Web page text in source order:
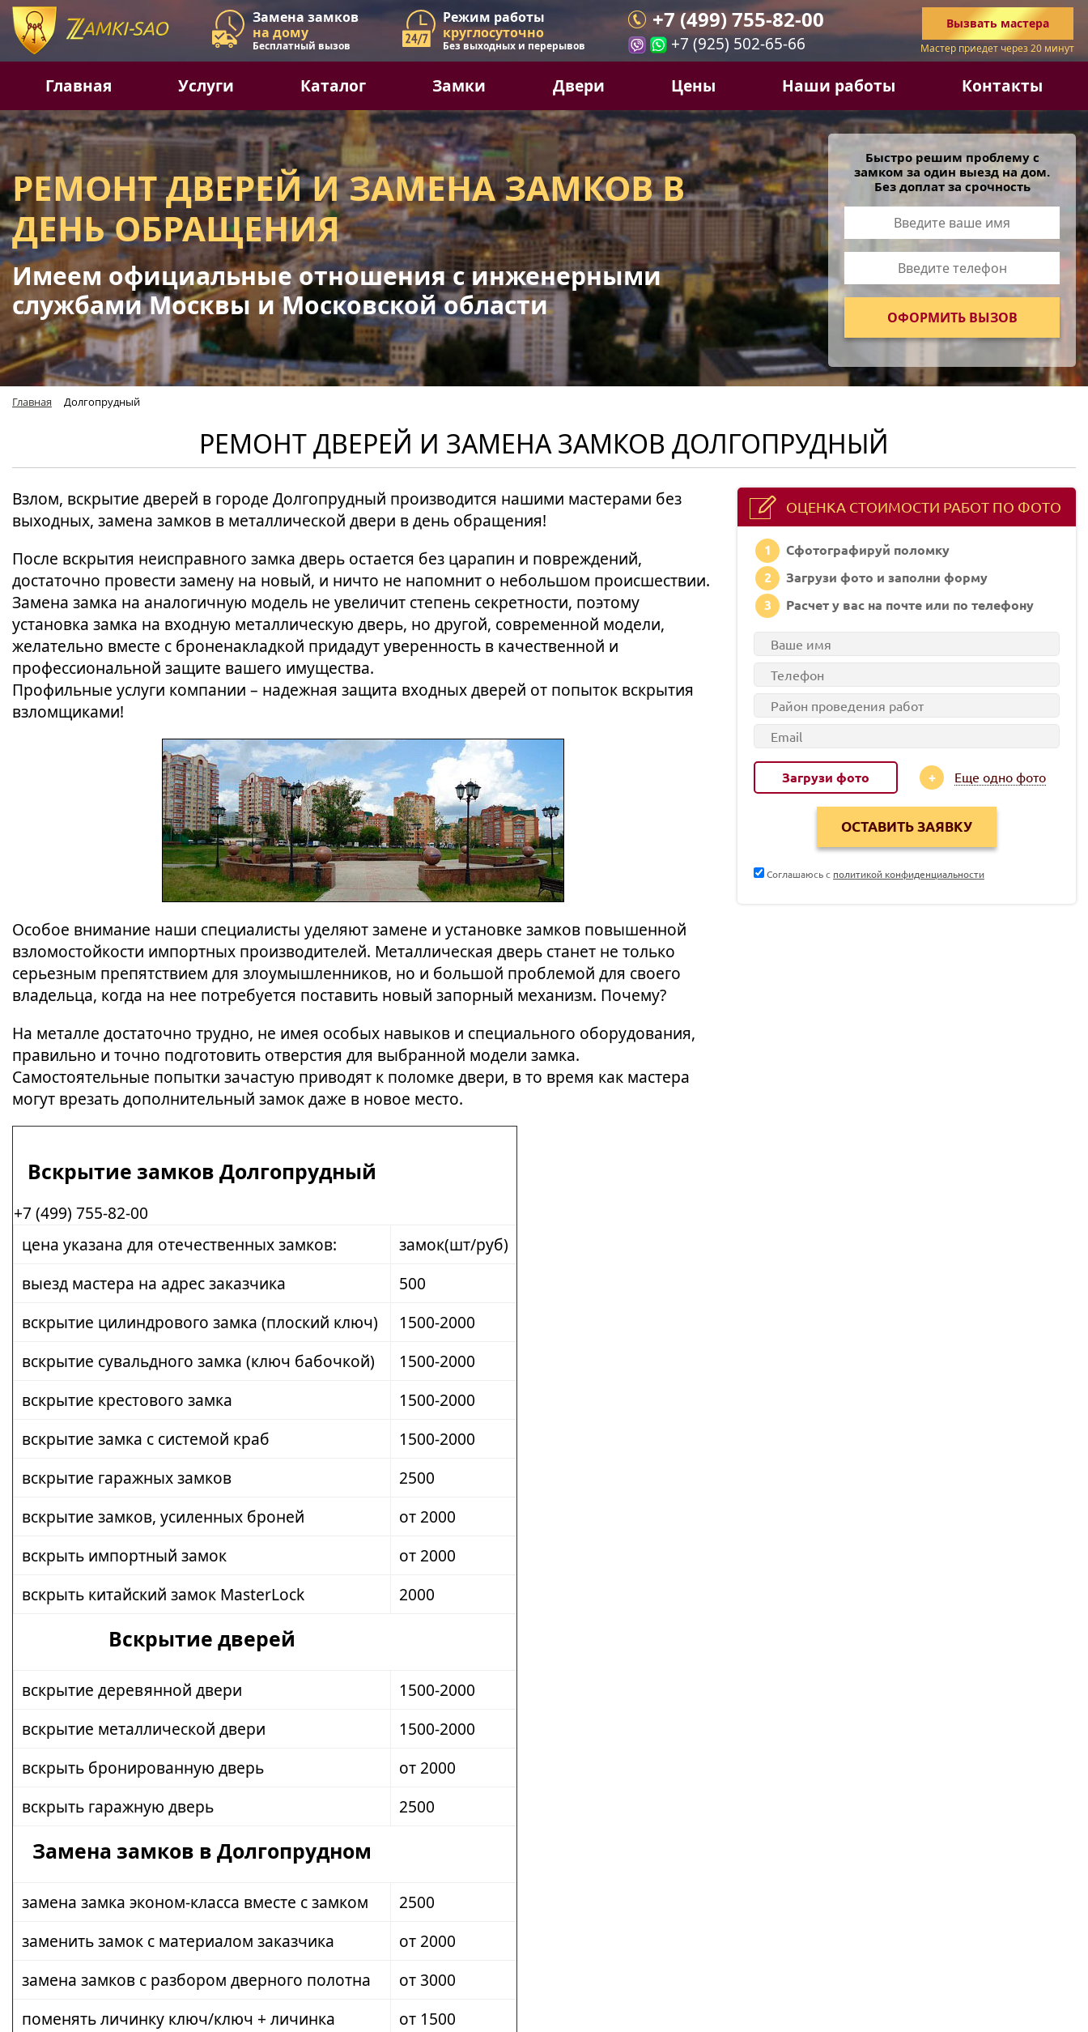
Замена замков
на дому
Бесплатный вызов
Режим работы
круглосуточно
Без выходных и перерывов
+7 (499) 755-82-00
+7 (925) 502-65-66
Вызвать мастера
Мастер приедет через 20 минут
Главная Услуги Каталог Замки Двери Цены Наши работы Контакты
РЕМОНТ ДВЕРЕЙ И ЗАМЕНА ЗАМКОВ В
ДЕНЬ ОБРАЩЕНИЯ
Имеем официальные отношения с инженерными
службами Москвы и Московской области
Быстро решим проблему с
замком за один выезд на дом.
Без доплат за срочность
Главная Долгопрудный
РЕМОНТ ДВЕРЕЙ И ЗАМЕНА ЗАМКОВ ДОЛГОПРУДНЫЙ
Взлом, вскрытие дверей в городе Долгопрудный производится нашими мастерами без
выходных, замена замков в металлической двери в день обращения!
После вскрытия неисправного замка дверь остается без царапин и повреждений,
достаточно провести замену на новый, и ничто не напомнит о небольшом происшествии.
Замена замка на аналогичную модель не увеличит степень секретности, поэтому
установка замка на входную металлическую дверь, но другой, современной модели,
желательно вместе с броненакладкой придадут уверенность в качественной и
профессиональной защите вашего имущества.
Профильные услуги компании – надежная защита входных дверей от попыток вскрытия
взломщиками!
Особое внимание наши специалисты уделяют замене и установке замков повышенной
взломостойкости импортных производителей. Металлическая дверь станет не только
серьезным препятствием для злоумышленников, но и большой проблемой для своего
владельца, когда на нее потребуется поставить новый запорный механизм. Почему?
На металле достаточно трудно, не имея особых навыков и специального оборудования,
правильно и точно подготовить отверстия для выбранной модели замка.
Самостоятельные попытки зачастую приводят к поломке двери, в то время как мастера
могут врезать дополнительный замок даже в новое место.
Вскрытие замков Долгопрудный
+7 (499) 755-82-00
цена указана для отечественных замков:
замок(шт/руб)
выезд мастера на адрес заказчика
500
вскрытие цилиндрового замка (плоский ключ)
1500-2000
вскрытие сувальдного замка (ключ бабочкой)
1500-2000
вскрытие крестового замка
1500-2000
вскрытие замка с системой краб
1500-2000
вскрытие гаражных замков
2500
вскрытие замков, усиленных броней
от 2000
вскрыть импортный замок
от 2000
вскрыть китайский замок MasterLock
2000
Вскрытие дверей
вскрытие деревянной двери
1500-2000
вскрытие металлической двери
1500-2000
вскрыть бронированную дверь
от 2000
вскрыть гаражную дверь
2500
Замена замков в Долгопрудном
замена замка эконом-класса вместе с замком
2500
заменить замок с материалом заказчика
от 2000
замена замков с разбором дверного полотна
от 3000
поменять личинку ключ/ключ + личинка
от 1500
ОЦЕНКА СТОИМОСТИ РАБОТ ПО ФОТО
1
Сфотографируй поломку
2
Загрузи фото и заполни форму
3
Расчет у вас на почте или по телефону
Загрузи фото Еще одно фото
Соглашаюсь с политикой конфиденциальности